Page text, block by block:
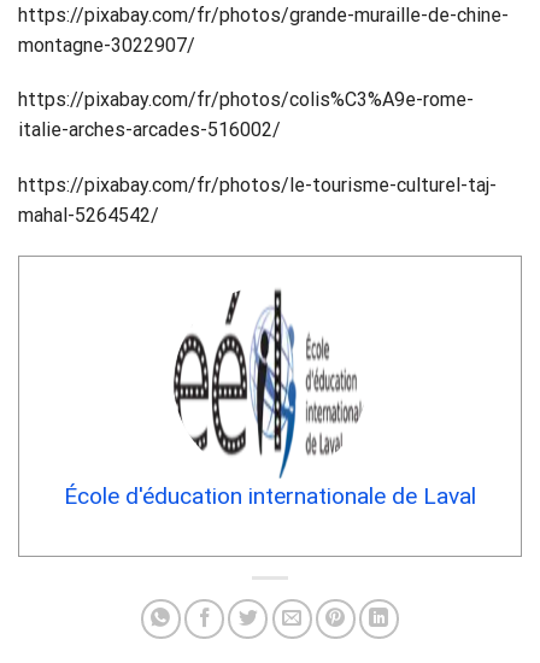
https://pixabay.com/fr/photos/grande-muraille-de-chine-
montagne-3022907/
https://pixabay.com/fr/photos/colis%C3%A9e-rome-
italie-arches-arcades-516002/
https://pixabay.com/fr/photos/le-tourisme-culturel-taj-
mahal-5264542/
École d'éducation internationale de Laval